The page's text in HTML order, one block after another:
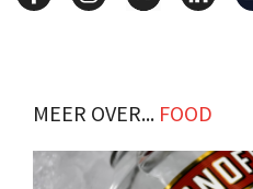
MEER OVER... FOOD